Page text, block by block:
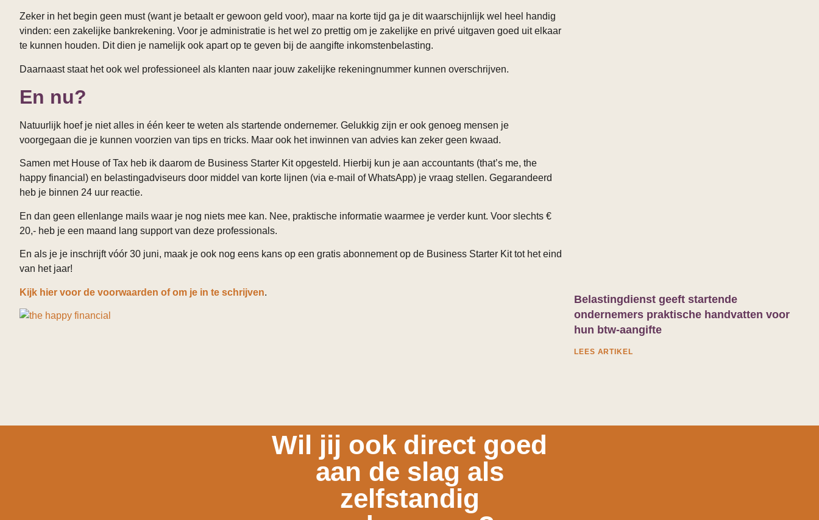
Zeker in het begin geen must (want je betaalt er gewoon geld voor), maar na korte tijd ga je dit waarschijnlijk wel heel handig
vinden: een zakelijke bankrekening. Voor je administratie is het wel zo prettig om je zakelijke en privé uitgaven goed uit elkaar
te kunnen houden. Dit dien je namelijk ook apart op te geven bij de aangifte inkomstenbelasting.
Daarnaast staat het ook wel professioneel als klanten naar jouw zakelijke rekeningnummer kunnen overschrijven.
En nu?
Natuurlijk hoef je niet alles in één keer te weten als startende ondernemer. Gelukkig zijn er ook genoeg mensen je
voorgegaan die je kunnen voorzien van tips en tricks. Maar ook het inwinnen van advies kan zeker geen kwaad.
Samen met House of Tax heb ik daarom de Business Starter Kit opgesteld. Hierbij kun je aan accountants (that’s me, the
happy financial) en belastingadviseurs door middel van korte lijnen (via e-mail of WhatsApp) je vraag stellen. Gegarandeerd
heb je binnen 24 uur reactie.
En dan geen ellenlange mails waar je nog niets mee kan. Nee, praktische informatie waarmee je verder kunt. Voor slechts €
20,- heb je een maand lang support van deze professionals.
En als je je inschrijft vóór 30 juni, maak je ook nog eens kans op een gratis abonnement op de Business Starter Kit tot het eind
van het jaar!
Kijk hier voor de voorwaarden of om je in te schrijven.
Belastingdienst geeft startende
ondernemers praktische handvatten voor
hun btw-aangifte
LEES ARTIKEL
Wil jij ook direct goed
aan de slag als
zelfstandig